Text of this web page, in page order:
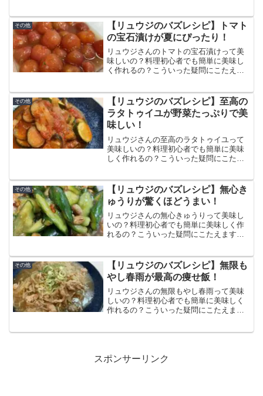
ます。野菜はシャキシャキでとってもフ
レッシュな野菜炒めになっています！
その他
【リュウジのバズレシピ】トマト
の宝石漬けが夏にぴったり！
リュウジさんのトマトの宝石漬けって美
味しいの？料理初心者でも簡単に美味し
く作れるの？こういった疑問にこたえま
ます。トマトがキンキンに冷えてて、出
汁が染みててめっちゃ美味しい！
その他
【リュウジのバズレシピ】至高の
ラタトゥイユが野菜たっぷりで美
味しい！
リュウジさんの至高のラタトゥイユって
美味しいの？料理初心者でも簡単に美味
しく作れるの？こういった疑問にこたえ
ています。夏野菜たっぷりでヘルシーで
ダイエットにもおすすめ！
その他
【リュウジのバズレシピ】無心き
ゅうりが驚くほどうまい！
リュウジさんの無心きゅうりって美味し
いの？料理初心者でも簡単に美味しく作
れるの？こういった疑問にこたえます。
ゅうりのコリコリ感と香ばしいピーナッ
ツとタレの相性が抜群！
その他
【リュウジのバズレシピ】無限も
やし春雨が最高の痩せ飯！
リュウジさんの無限もやし春雨って美味
しいの？料理初心者でも簡単に美味しく
作れるの？こういった疑問にこたえま
しい！
スポンサーリンク